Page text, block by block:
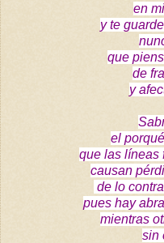
en
y te
que
de
y
el
que las líneas
causan
de lo
pues hay
mientras
sin